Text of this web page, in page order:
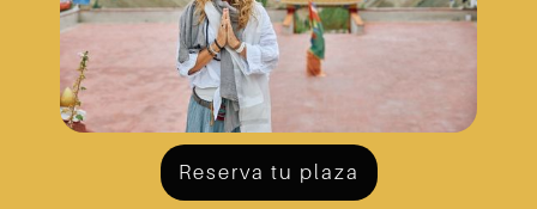
Reserva tu plaza